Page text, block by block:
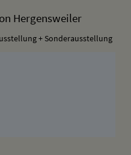
Hergensweiler
+ Sonderausstellung